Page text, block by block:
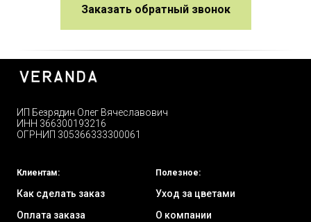
Заказать обратный звонок
ИП Безрядин Олег Вячеславович
ИНН 366300193216
ОГРНИП 305366333300061
Клиентам:
Как сделать заказ
Оплата заказа
Полезное:
Уход за цветами
О компании